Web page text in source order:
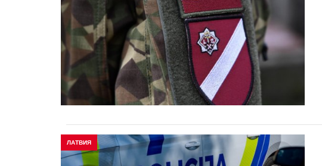
ЛАТВИЯ